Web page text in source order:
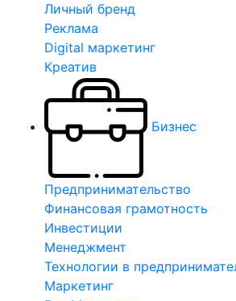
Личный бренд
Реклама
Digital маркетинг
Креатив
Бизнес
Предпринимательство
Финансовая грамотность
Инвестиции
Менеджмент
Технологии в
Маркетинг